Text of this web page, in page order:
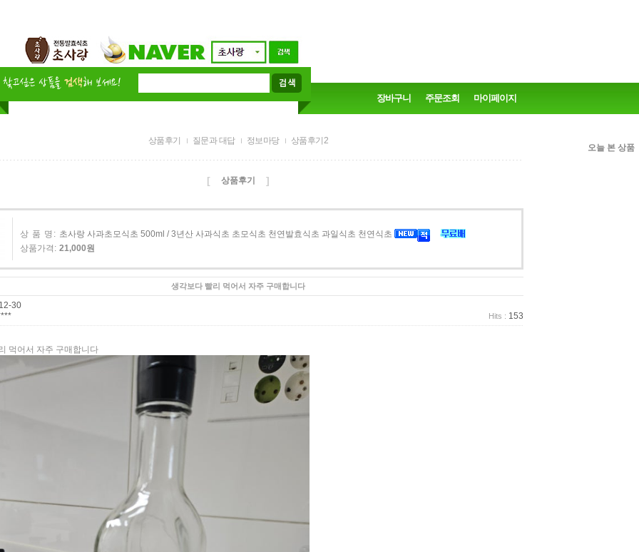
오늘 본 상품
장바구니 주문조회 마이페이지
상품후기 질문과 대답 정보마당 상품후기2
[ 상품후기 ]
상 품 명: 초사랑 사과초모식초 500ml / 3년산 사과식초 초모식초 천연발효식초 과일식초 천연식초
상품가격: 21,000원
생각보다 빨리 먹어서 자주 구매합니다
30
Hits : 153
먹어서 자주 구매합니다